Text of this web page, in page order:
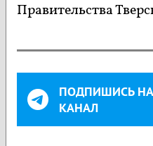
Правительства
ПОДПИШИСЬ НА
КАНАЛ